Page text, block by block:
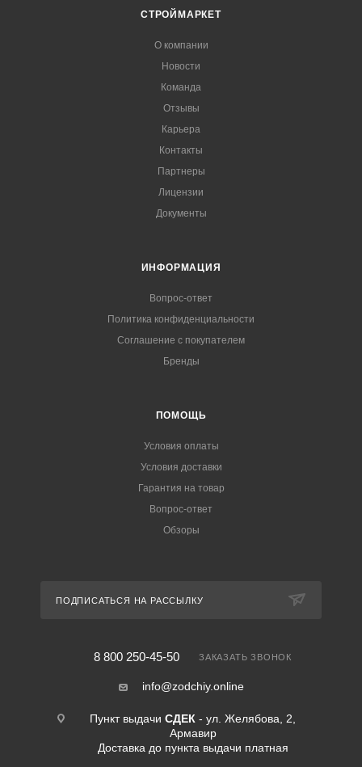
СТРОЙМАРКЕТ
О компании
Новости
Команда
Отзывы
Карьера
Контакты
Партнеры
Лицензии
Документы
ИНФОРМАЦИЯ
Вопрос-ответ
Политика конфиденциальности
Соглашение с покупателем
Бренды
ПОМОЩЬ
Условия оплаты
Условия доставки
Гарантия на товар
Вопрос-ответ
Обзоры
ПОДПИСАТЬСЯ НА РАССЫЛКУ
8 800 250-45-50 ЗАКАЗАТЬ ЗВОНОК
info@zodchiy.online
Пункт выдачи СДЕК - ул. Желябова, 2,
Армавир
Доставка до пункта выдачи платная